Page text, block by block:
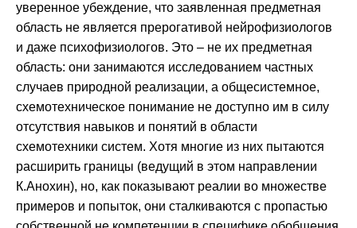
уверенное убеждение, что заявленная предметная
область не является прерогативой нейрофизиологов
и даже психофизиологов. Это – не их предметная
область: они занимаются исследованием частных
случаев природной реализации, а общесистемное,
схемотехническое понимание не доступно им в силу
отсутствия навыков и понятий в области
схемотехники систем. Хотя многие из них пытаются
расширить границы (ведущий в этом направлении
К.Анохин), но, как показывают реалии во множестве
примеров и попыток, они сталкиваются с пропастью